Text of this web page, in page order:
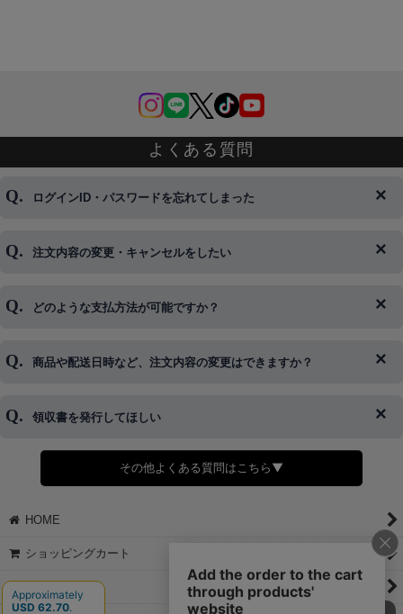
よくある質問
ログインID・パスワードを忘れてしまった
◆下記ページより、ログインIDの変更が可能です。
注文内容の変更・キャンセルをしたい
◆即日発送を行なっている関係上、午後以降のご連絡やキャンセル
※発送後、発送準備が完了しお手続きが間に合わない場合は変更、
どのような支払方法が可能ですか？
◆代金引換・クレジットカード・携帯キャリア決済・おねだり決
商品や配送日時など、注文内容の変更はできますか？
◆商品発送前の変更は承っております。
さい。
領収書を発行してほしい
◆領収書はご希望頂いた場合のみ発行しております。
【これからご注文する場合】
STEP2「お届け先・お支払い」ページにて備考欄に下記の記載をお
願いします。
②宛名（空欄は上様は不可）
③但し書き（空欄やお品代は不可）
その他よくある質問はこちら▼
HOME
ショッピングカート